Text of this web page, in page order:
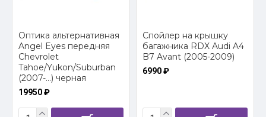
Оптика альтернативная
Angel Eyes передняя
Chevrolet
Tahoe/Yukon/Suburban
(2007-...) черная
19950 ₽
Спойлер на крышку
багажника RDX Audi A4
B7 Avant (2005-2009)
6990 ₽